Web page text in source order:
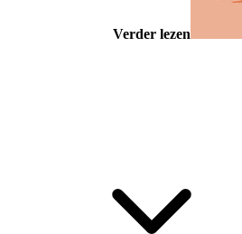
Verder lezen